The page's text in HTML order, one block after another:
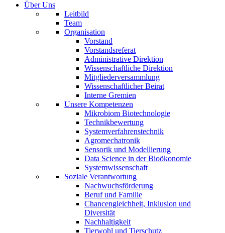
Über Uns
Leitbild
Team
Organisation
Vorstand
Vorstandsreferat
Administrative Direktion
Wissenschaftliche Direktion
Mitgliederversammlung
Wissenschaftlicher Beirat
Interne Gremien
Unsere Kompetenzen
Mikrobiom Biotechnologie
Technikbewertung
Systemverfahrenstechnik
Agromechatronik
Sensorik und Modellierung
Data Science in der Bioökonomie
Systemwissenschaft
Soziale Verantwortung
Nachwuchsförderung
Beruf und Familie
Chancengleichheit, Inklusion und
Diversität
Nachhaltigkeit
Tierwohl und Tierschutz